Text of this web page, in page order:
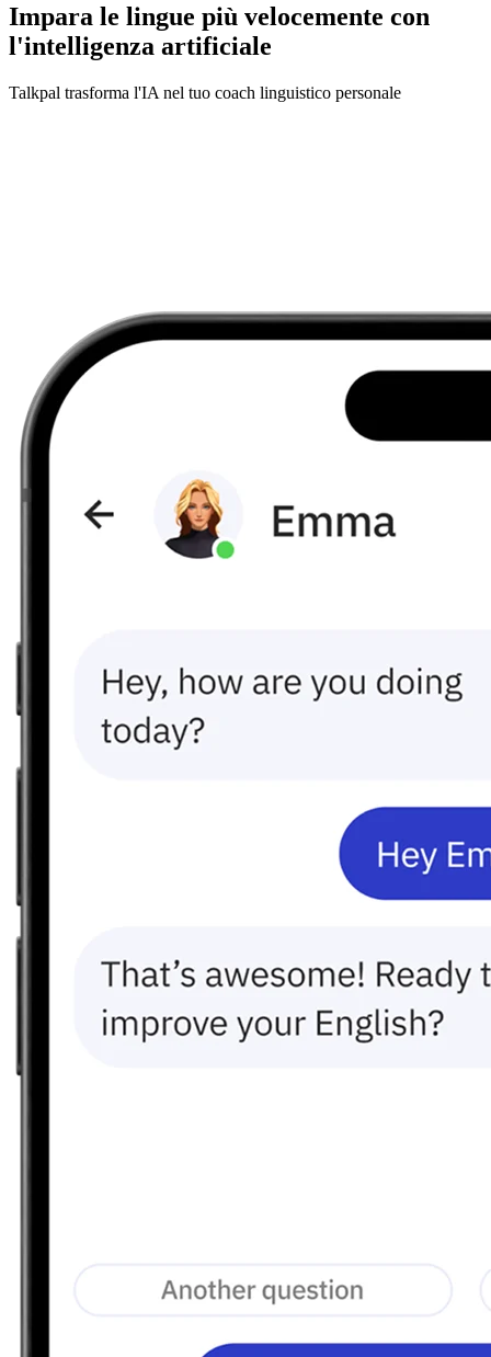
Impara le lingue più velocemente con
l'intelligenza artificiale
Talkpal trasforma l'IA nel tuo coach linguistico personale